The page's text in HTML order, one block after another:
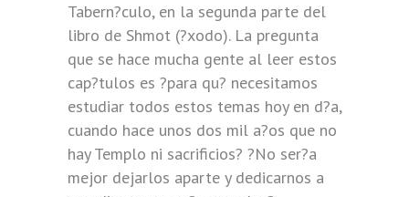
Tabern?culo, en la segunda parte del
libro de Shmot (?xodo). La pregunta
que se hace mucha gente al leer estos
cap?tulos es ?para qu? necesitamos
estudiar todos estos temas hoy en d?a,
cuando hace unos dos mil a?os que no
hay Templo ni sacrificios? ?No ser?a
mejor dejarlos aparte y dedicarnos a